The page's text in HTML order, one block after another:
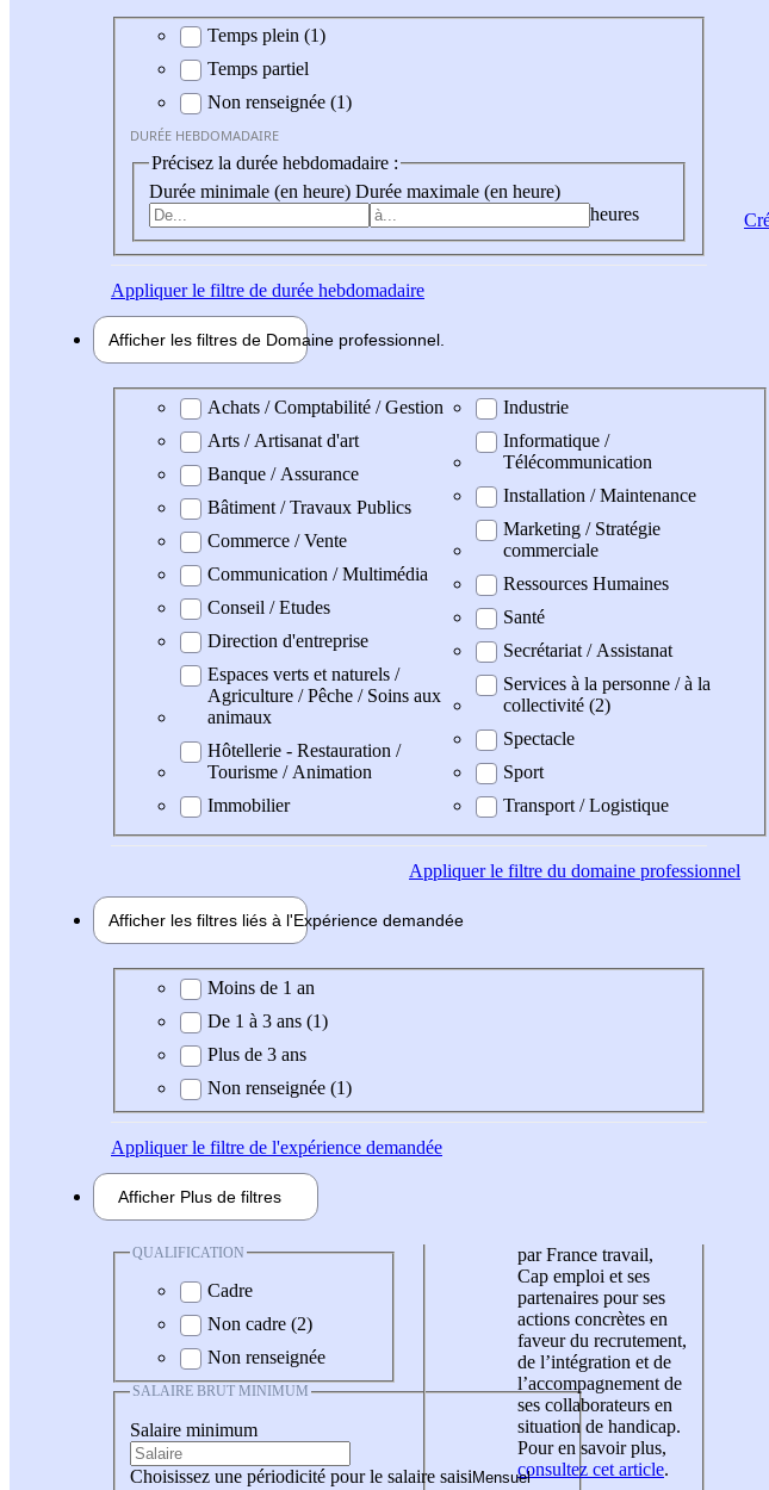
Durée hebdomadaire
Temps plein (1)
Temps partiel
Non renseignée (1)
DURÉE HEBDOMADAIRE
Précisez la durée hebdomadaire :
Durée minimale (en heure) Durée maximale (en heure)
heures
Appliquerle filtre de durée hebdomadaire
Afficher les filtres de Domaine professionnel
Domaine professionel
Achats / Comptabilité / Gestion
Arts / Artisanat d'art
Banque / Assurance
Bâtiment / Travaux Publics
Commerce / Vente
Communication / Multimédia
Conseil / Etudes
Direction d'entreprise
Espaces verts et naturels /
Agriculture / Pêche / Soins aux
animaux
Hôtellerie - Restauration /
Tourisme / Animation
Immobilier
Industrie
Informatique /
Télécommunication
Installation / Maintenance
Marketing / Stratégie
commerciale
Ressources Humaines
Santé
Secrétariat / Assistanat
Services à la personne / à la
collectivité (2)
Spectacle
Sport
Transport / Logistique
Appliquerle filtre du domaine professionnel
Afficher les filtres liés à l'Expérience demandée
Expérience demandée
Moins de 1 an
De 1 à 3 ans (1)
Plus de 3 ans
Non renseignée (1)
Appliquerle filtre de l'expérience demandée
Afficher Plus de filtres
QUALIFICATION
Cadre
Non cadre (2)
Non renseignée
SALAIRE BRUT MINIMUM
Salaire minimum
Choisissez une périodicité pour le salaire saisi
par France travail,
Cap emploi et ses
partenaires pour ses
actions concrètes en
faveur du recrutement,
de l’intégration et de
l’accompagnement de
ses collaborateurs en
situation de handicap.
Pour en savoir plus,
consultez cet article.